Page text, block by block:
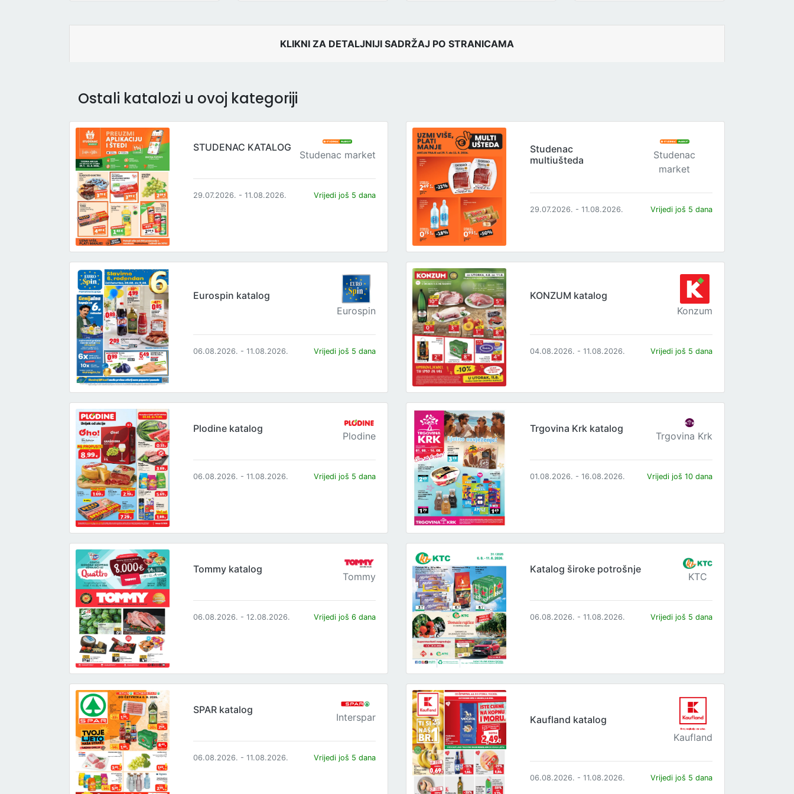
KLIKNI ZA DETALJNIJI SADRŽAJ PO STRANICAMA
Ostali katalozi u ovoj kategoriji
STUDENAC KATALOG
Studenac market
29.07.2026. - 11.08.2026. Vrijedi još 5 dana
Studenac
multiušteda
Studenac
market
29.07.2026. - 11.08.2026. Vrijedi još 5 dana
Eurospin katalog
Eurospin
06.08.2026. - 11.08.2026. Vrijedi još 5 dana
KONZUM katalog
Konzum
04.08.2026. - 11.08.2026. Vrijedi još 5 dana
Plodine katalog
Plodine
06.08.2026. - 11.08.2026. Vrijedi još 5 dana
Trgovina Krk katalog
Trgovina Krk
01.08.2026. - 16.08.2026. Vrijedi još 10 dana
Tommy katalog
Tommy
06.08.2026. - 12.08.2026. Vrijedi još 6 dana
Katalog široke potrošnje
KTC
06.08.2026. - 11.08.2026. Vrijedi još 5 dana
SPAR katalog
Interspar
06.08.2026. - 11.08.2026. Vrijedi još 5 dana
Kaufland katalog
Kaufland
06.08.2026. - 11.08.2026. Vrijedi još 5 dana